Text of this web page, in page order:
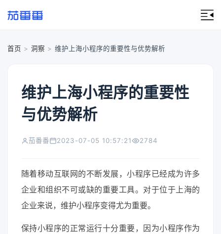
首页 > 洞察 > 维护上海小程序的重要性与优势解析
维护上海小程序的重要性
与优势解析
茄番番 2023-07-05 10:57:21 2784
随着移动互联网的不断发展，小程序已经成为许多
企业和组织不可或缺的重要工具。对于位于上海的
企业来说，维护小程序变得尤为重要。
保持小程序的正常运行十分重要，因为小程序作为